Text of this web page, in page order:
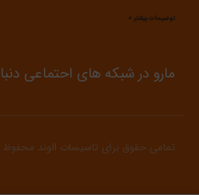
توضیحات بیشتر »
مارو در شبکه های احتماعی
تمامی حقوق برای تاسیسات الوند